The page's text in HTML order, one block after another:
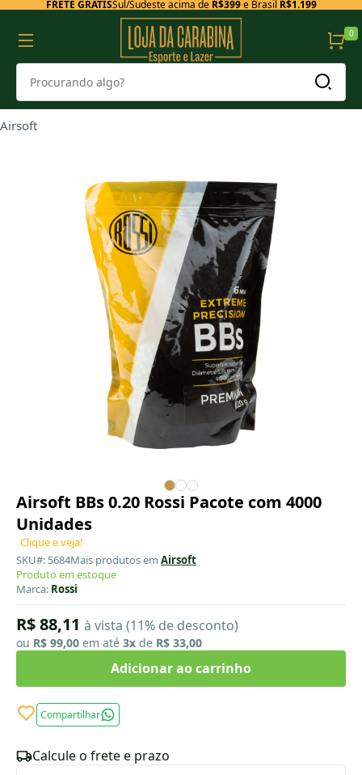
FRETE GRÁTISSul/Sudeste acima de R$399e Brasil R$1.199
0
Airsoft
Airsoft BBs 0.20 Rossi Pacote com 4000
Unidades
Clique e veja!
SKU#: 5684Mais produtos em Airsoft
Produto em estoque
Marca: Rossi
R$ 88,11 à vista (11% de desconto)
ou R$ 99,00 em até 3x de R$ 33,00
Adicionar ao carrinho
Compartilhar
Calcule o frete e prazo